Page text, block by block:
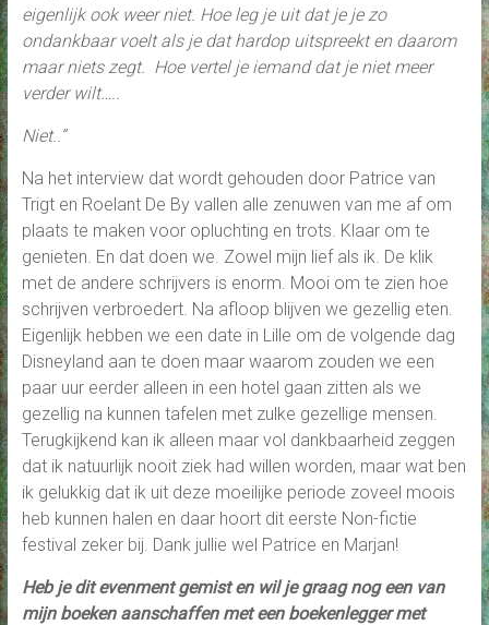
eigenlijk ook weer niet. Hoe leg je uit dat je je zo
ondankbaar voelt als je dat hardop uitspreekt en daarom
maar niets zegt. Hoe vertel je iemand dat je niet meer
verder wilt…..
Niet..”
Na het interview dat wordt gehouden door Patrice van
Trigt en Roelant De By vallen alle zenuwen van me af om
plaats te maken voor opluchting en trots. Klaar om te
genieten. En dat doen we. Zowel mijn lief als ik. De klik
met de andere schrijvers is enorm. Mooi om te zien hoe
schrijven verbroedert. Na afloop blijven we gezellig eten.
Eigenlijk hebben we een date in Lille om de volgende dag
Disneyland aan te doen maar waarom zouden we een
paar uur eerder alleen in een hotel gaan zitten als we
gezellig na kunnen tafelen met zulke gezellige mensen.
Terugkijkend kan ik alleen maar vol dankbaarheid zeggen
dat ik natuurlijk nooit ziek had willen worden, maar wat ben
ik gelukkig dat ik uit deze moeilijke periode zoveel moois
heb kunnen halen en daar hoort dit eerste Non-fictie
festival zeker bij. Dank jullie wel Patrice en Marjan!
Heb je dit evenment gemist en wil je graag nog een van
mijn boeken aanschaffen met een boekenlegger met